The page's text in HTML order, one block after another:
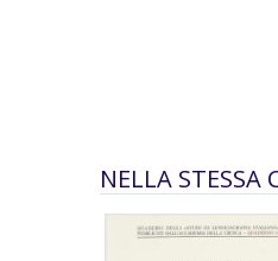
NELLA STESSA